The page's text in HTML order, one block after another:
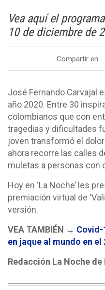
Vea aquí el
10 de diciembre de
Compartir en:
José Fernando Carvajal
año 2020. Entre 30
colombianos que con
tragedias y dificultades
joven transformó el
ahora recorre las calles
muletas a personas con
Hoy en ‘La Noche’ les
premiación virtual de
versión.
VEA TAMBIÉN → Covid-
en jaque al mundo en el
Redacción La Noche de